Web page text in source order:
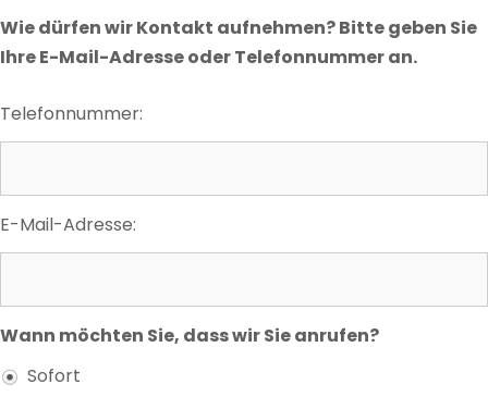
Wie dürfen wir Kontakt aufnehmen? Bitte geben Sie
Ihre E-Mail-Adresse oder Telefonnummer an.
Telefonnummer:
E-Mail-Adresse:
Wann möchten Sie, dass wir Sie anrufen?
Sofort